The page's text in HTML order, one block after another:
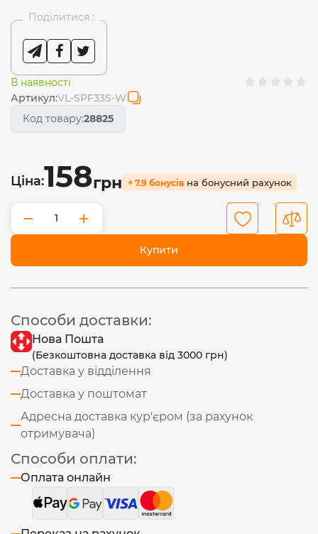
Поділитися :
В наявності
Артикул:VL-SPF33S-W
Код товару:28825
Ціна:158грн + 7.9 бонусів на бонусний рахунок
− +
Купити
Способи доставки:
Нова Пошта
(Безкоштовна доставка від 3000 грн)
Доставка у відділення
Доставка у поштомат
Адресна доставка кур'єром (за рахунок
отримувача)
Способи оплати:
Оплата онлайн